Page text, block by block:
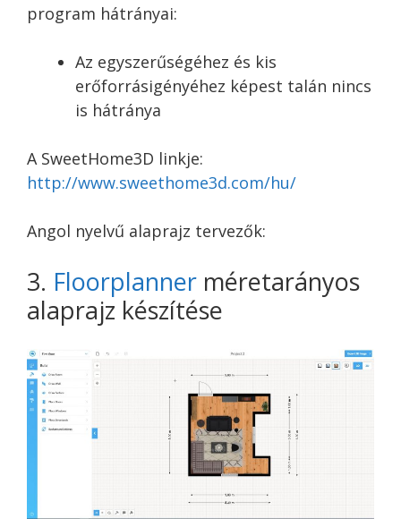
program hátrányai:
Az egyszerűségéhez és kis
erőforrásigényéhez képest talán nincs
is hátránya
A SweetHome3D linkje:
http://www.sweethome3d.com/hu/
Angol nyelvű alaprajz tervezők:
3. Floorplanner méretarányos
alaprajz készítése